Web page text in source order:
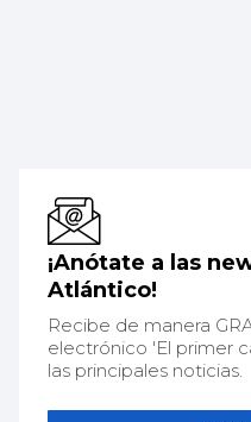
¡Anótate a las
Atlántico!
Recibe de manera
electrónico 'El primer
las principales noticias.